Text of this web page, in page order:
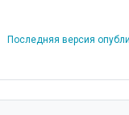
Последняя версия